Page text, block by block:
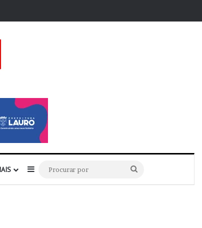
Barra Lateral
por